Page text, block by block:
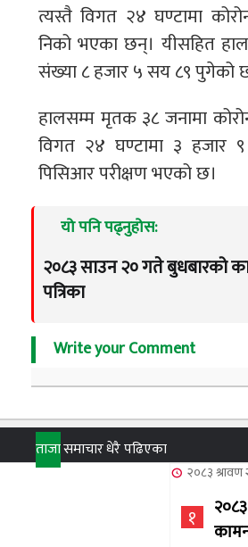
त्यस्तै विगत २४ घण्टामा
निको भएका छन्। यीसहित
संख्या ८ हजार ५ सय ८९ पुगेको
हालसम्म मृतक ३८ जनामा
विगत २४ घण्टामा ३ हजार
पिसिआर परीक्षण भएको छ।
यो पनि पढ्नुहोस:
२०८३ साउन २० गते बुधबारको
पत्रिका
Write your Comment
ताजासमाचारधेरै पढिएका
२०८३ श्रावण
१